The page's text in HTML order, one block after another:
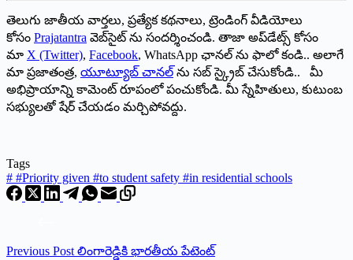
తెలుగు జాతీయ వార్తలు, ప్రత్యేక కథనాలు, ట్రెండింగ్ వీడియోలు
కోసం Prajatantra వెబ్‌సైట్ ను సందర్శించండి. తాజా అప్‌డేట్స్ కోసం
మా X (Twitter), Facebook, WhatsApp ఛానల్ ను ఫాలో కండి.. అలాగే
మా ప్రజాతంత్ర, యూట్యూబ్ చానల్ ను సబ్ స్క్రైబ్ చేసుకోండి.. మీ
అభిప్రాయాన్ని కామెంట్ రూపంలో పంచుకోండి. మీ స్నేహితులు, కుటుంబ
సభ్యులతో షేర్ చేయడం మర్చిపోవద్దు.
Tags
# #Priority given #to student safety #in residential schools
Previous Post లింగారెడ్డికి భారతీయ పేటెంట్